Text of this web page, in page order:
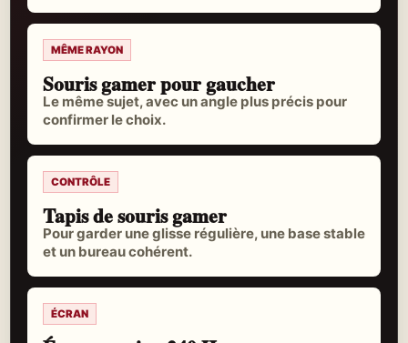
MÊME RAYON
Souris gamer pour gaucher
Le même sujet, avec un angle plus précis pour
confirmer le choix.
CONTRÔLE
Tapis de souris gamer
Pour garder une glisse régulière, une base stable
et un bureau cohérent.
ÉCRAN